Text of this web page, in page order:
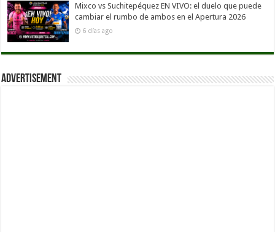
Mixco vs Suchitepéquez EN VIVO: el duelo que puede
cambiar el rumbo de ambos en el Apertura 2026
6 días ago
Advertisement